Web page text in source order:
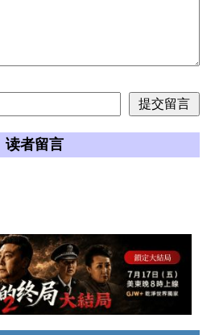
读者留言